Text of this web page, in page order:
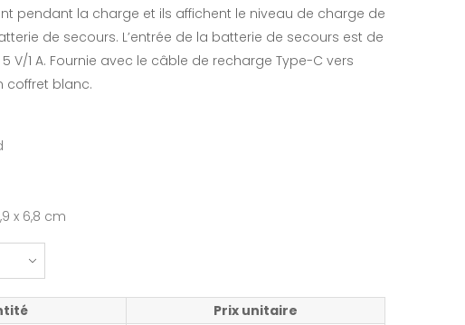
pendant la charge et ils affichent le niveau de charge de
de secours. L’entrée de la batterie de secours est de
V/1 A. Fournie avec le câble de recharge Type-C vers
coffret blanc.
x 6,8 cm
Prix unitaire